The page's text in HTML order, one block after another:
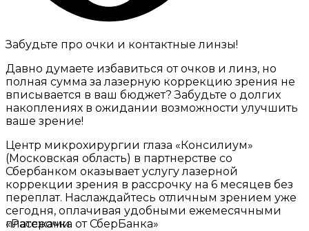
Забудьте про очки и контактные линзы!
Давно думаете избавиться от очков и линз, но
полная сумма за лазерную коррекцию зрения не
вписывается в ваш бюджет? Забудьте о долгих
накоплениях в ожидании возможности улучшить
ваше зрение!
Центр микрохирургии глаза «Консилиум»
(Московская область) в партнерстве со
Сбербанком оказывает услугу лазерной
коррекции зрения в рассрочку на 6 месяцев без
переплат. Наслаждайтесь отличным зрением уже
сегодня, оплачивая удобными ежемесячными
платежами.
«Рассрочка от СберБанка»